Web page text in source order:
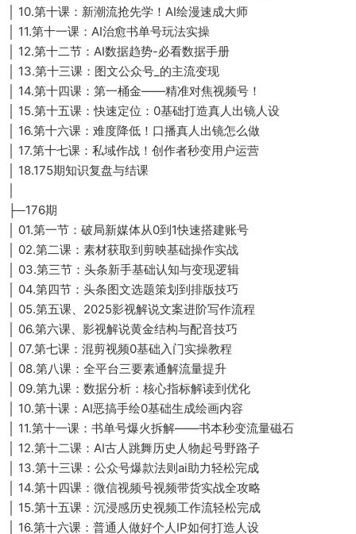
│ 10.第十课：新潮流抢先学！AI绘漫速成大师
│ 11.第十一课：AI治愈书单号玩法实操
│ 12.第十二节：AI数据趋势-必看数据手册
│ 13.第十三课：图文公众号_的主流变现
│ 14.第十四课：第一桶金——精准对焦视频号！
│ 15.第十五课：快速定位：0基础打造真人出镜人设
│ 16.第十六课：难度降低！口播真人出镜怎么做
│ 17.第十七课：私域作战！创作者秒变用户运营
│ 18.175期知识复盘与结课
├─176期
│ 01.第一节：破局新媒体从0到1快速搭建账号
│ 02.第二课：素材获取到剪映基础操作实战
│ 03.第三节：头条新手基础认知与变现逻辑
│ 04.第四节：头条图文选题策划到排版技巧
│ 05.第五课、2025影视解说文案进阶写作流程
│ 06.第六课、影视解说黄金结构与配音技巧
│ 07.第七课：混剪视频0基础入门实操教程
│ 08.第八课：全平台三要素通解流量提升
│ 09.第九课：数据分析：核心指标解读到优化
│ 10.第十课：AI恶搞手绘0基础生成绘画内容
│ 11.第十一课：书单号爆火拆解——书本秒变流量磁石
│ 12.第十二课：AI古人跳舞历史人物起号野路子
│ 13.第十三课：公众号爆款法则ai助力轻松完成
│ 14.第十四课：微信视频号视频带货实战全攻略
│ 15.第十五课：沉浸感历史视频工作流轻松完成
│ 16.第十六课：普通人做好个人IP如何打造人设